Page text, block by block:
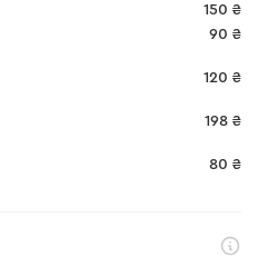
150 ₴
90 ₴
120 ₴
198 ₴
80 ₴